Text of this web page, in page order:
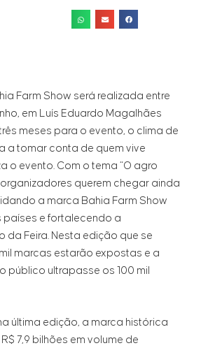
Farm Show será realizada entre
em Luís Eduardo Magalhães
meses para o evento, o clima de
a tomar conta de quem vive
o evento. Com o tema “O agro
organizadores querem chegar ainda
a marca Bahia Farm Show
países e fortalecendo a
da Feira. Nesta edição que se
marcas estarão expostas e a
público ultrapasse os 100 mil
última edição, a marca histórica
7,9 bilhões em volume de